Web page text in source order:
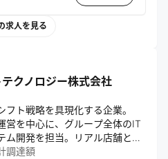
求人を見る
クノロジー株式会社
ト戦略を具現化する企業。
営を中心に、グループ全体のIT
ム開発を担当。リアル店舗とオ
調達額